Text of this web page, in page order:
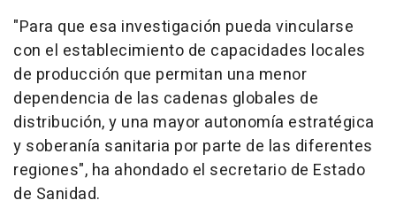
"Para que esa investigación pueda vincularse
con el establecimiento de capacidades locales
de producción que permitan una menor
dependencia de las cadenas globales de
distribución, y una mayor autonomía estratégica
y soberanía sanitaria por parte de las diferentes
regiones", ha ahondado el secretario de Estado
de Sanidad.